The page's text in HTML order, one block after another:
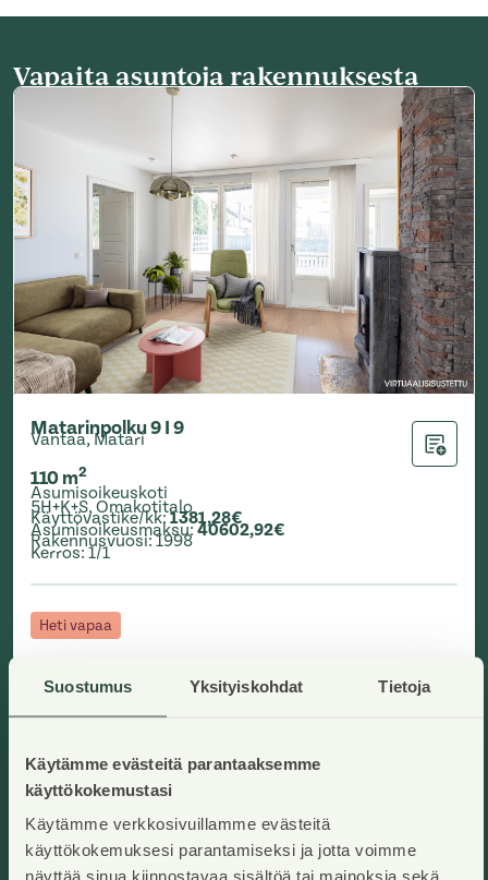
Suostumus Yksityiskohdat Tietoja
Käytämme evästeitä parantaaksemme
käyttökokemustasi
Käytämme verkkosivuillamme evästeitä
käyttökokemuksesi parantamiseksi ja jotta voimme
näyttää sinua kiinnostavaa sisältöä tai mainoksia sekä
Vapaita asuntoja rakennuksesta
Matarinpolku 9 I 9
Vantaa, Matari
Lisää
110m2
Asumisoikeuskoti
5H+K+S,Omakotitalo
Käyttövastike/kk:1381,28€
Asumisoikeusmaksu:40602,92€
Rakennusvuosi:1998
Kerros:1/1
Heti vapaa